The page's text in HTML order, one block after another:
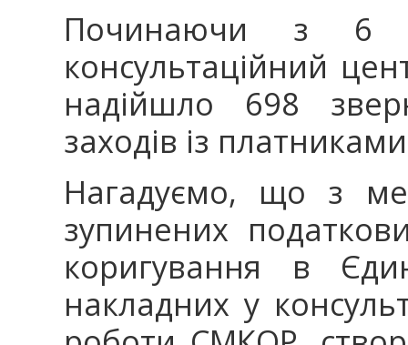
Починаючи з 6
консультаційний
надійшло 698
заходів із
Нагадуємо, що з
зупинених
коригування в
накладних у